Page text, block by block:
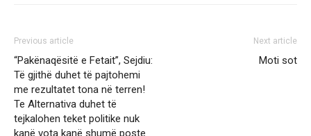
Previous article
“Pakënaqësitë e Fetait”, Sejdiu:
Të gjithë duhet të pajtohemi
me rezultatet tona në terren!
Te Alternativa duhet të
tejkalohen teket politike nuk
kanë vota kanë shumë poste
Next article
Moti sot